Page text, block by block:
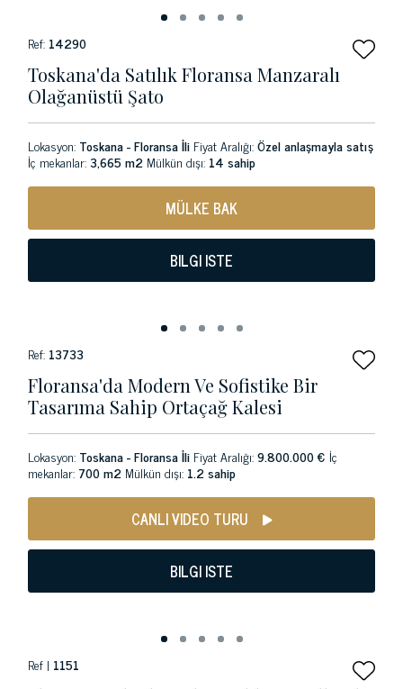
Ref: 14290
Toskana'da Satılık Floransa Manzaralı
Olağanüstü Şato
Lokasyon: Toskana - Floransa İli Fiyat Aralığı:Özel anlaşmayla satış
İç mekanlar:3,665 m2 Mülkün dışı: 14 sahip
MÜLKE BAK
BILGI ISTE
Ref: 13733
Floransa'da Modern Ve Sofistike Bir
Tasarıma Sahip Ortaçağ Kalesi
Lokasyon: Toskana - Floransa İli Fiyat Aralığı:9.800.000 € İç
mekanlar: 700 m2 Mülkün dışı: 1.2 sahip
CANLI VIDEO TURU
BILGI ISTE
Ref | 1151